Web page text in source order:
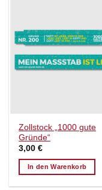
Zollstock „1000 gute
Gründe“
3,00€
In den Warenkorb